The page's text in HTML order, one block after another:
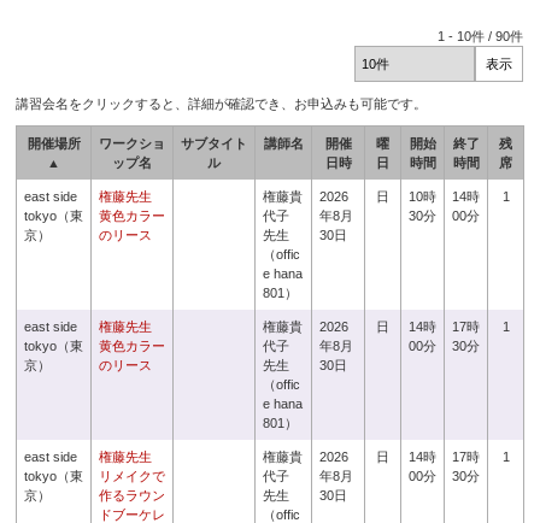
1 - 10件 /90件
講習会名をクリックすると、詳細が確認でき、お申込みも可能です。
開催場所
▲
ワークショ
ップ名
サブタイト
ル
講師名
開催
日時
曜
日
開始
時間
終了
時間
残
席
east side
tokyo（東
京）
権藤先生
黄色カラー
のリース
権藤貴
代子
先生
（offic
e hana
801）
2026
年8月
30日
日
10時
30分
14時
00分
1
east side
tokyo（東
京）
権藤先生
黄色カラー
のリース
権藤貴
代子
先生
（offic
e hana
801）
2026
年8月
30日
日
14時
00分
17時
30分
1
east side
tokyo（東
京）
権藤先生
リメイクで
作るラウン
ドブーケレ
権藤貴
代子
先生
（offic
2026
年8月
30日
日
14時
00分
17時
30分
1